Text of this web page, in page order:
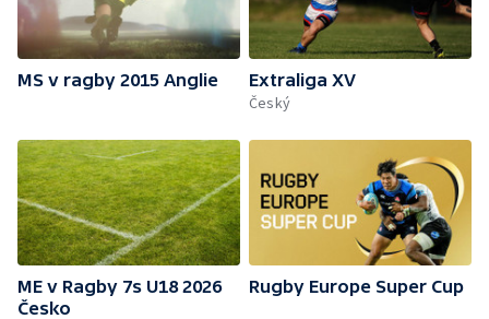
MS v ragby 2015 Anglie
Extraliga XV
Český
ME v Ragby 7s U18 2026
Česko
Rugby Europe Super Cup